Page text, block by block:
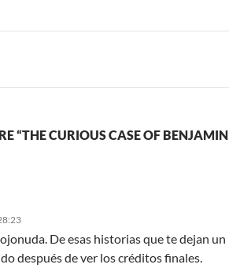
“THE CURIOUS CASE OF BENJAMIN
De esas historias que te dejan un
después de ver los créditos finales.